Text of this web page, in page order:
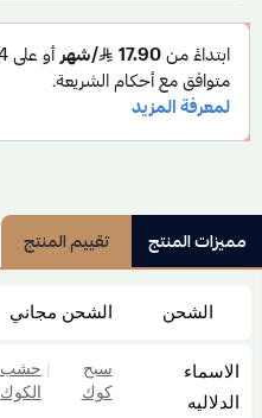
مميزات المنتج تقييم المنتج
الشحن الشحن مجاني
الاسماء
الدلاليه
سبح
كوك
| حشب
الكوك